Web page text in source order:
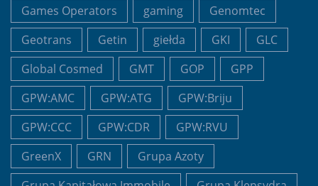
Games Operators
gaming
Genomtec
Geotrans
Getin giełda GKI
GLC
Global Cosmed
GMT GOP
GPP
GPW:AMC
GPW:ATG
GPW:Briju
GPW:CCC
GPW:CDR
GPW:RVU
GreenX
GRN
Grupa Azoty